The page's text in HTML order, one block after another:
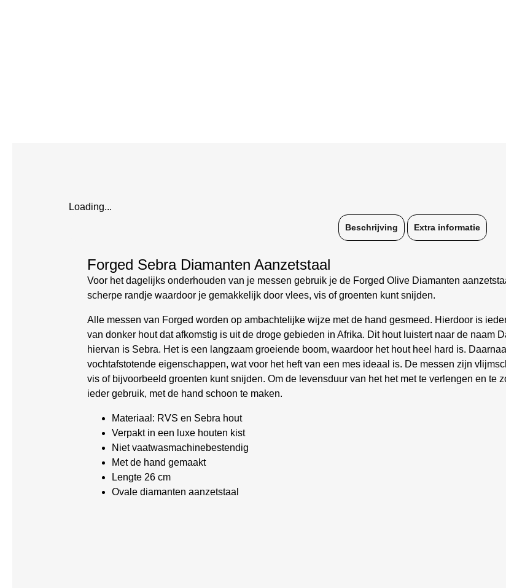
Loading...
Beschrijving Extra informatie
Forged Sebra Diamanten Aanzetstaal
Voor het dagelijks onderhouden van je messen gebruik je de Forged Olive Diamanten
scherpe randje waardoor je gemakkelijk door vlees, vis of groenten kunt snijden.
Alle messen van Forged worden op ambachtelijke wijze met de hand gesmeed. Hierdoor is
van donker hout dat afkomstig is uit de droge gebieden in Afrika. Dit hout luistert naar de naam
hiervan is Sebra. Het is een langzaam groeiende boom, waardoor het hout heel hard is.
vochtafstotende eigenschappen, wat voor het heft van een mes ideaal is. De messen zijn
vis of bijvoorbeeld groenten kunt snijden. Om de levensduur van het het met te verlengen en te
ieder gebruik, met de hand schoon te maken.
Materiaal: RVS en Sebra hout
Verpakt in een luxe houten kist
Niet vaatwasmachinebestendig
Met de hand gemaakt
Lengte 26 cm
Ovale diamanten aanzetstaal